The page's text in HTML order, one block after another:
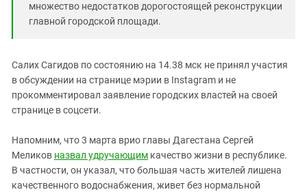
множество недостатков дорогостоящей реконструкции
главной городской площади.
Салих Сагидов по состоянию на 14.38 мск не принял участия
в обсуждении на странице мэрии в Instagram и не
прокомментировал заявление городских властей на своей
странице в соцсети.
Напомним, что 3 марта врио главы Дагестана Сергей
Меликов назвал удручающим качество жизни в республике.
В частности, он указал, что большая часть жителей лишена
качественного водоснабжения, живет без нормальной